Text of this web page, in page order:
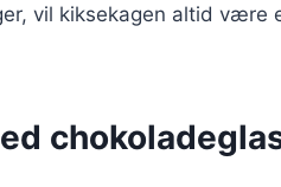
vil kiksekagen altid være